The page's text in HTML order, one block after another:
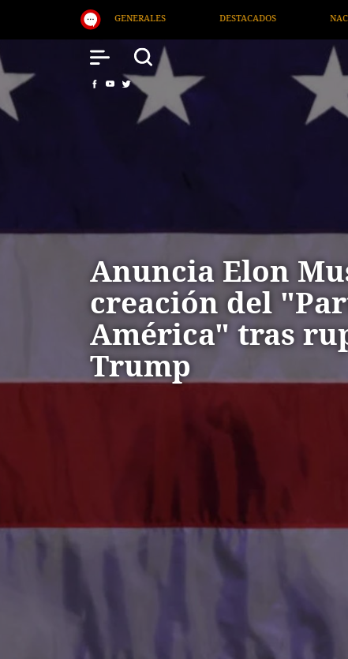
DESTACADOS NACIONAL SALUD
Anuncia Elon
creación del
América" tras
Trump